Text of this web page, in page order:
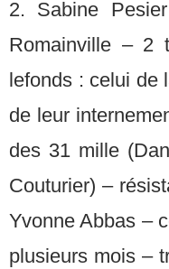
2. Sabine
Romainville – 2
lefonds : celui de
de leur
des 31 mille
Couturier) –
Yvonne Abbas –
plusieurs mois –